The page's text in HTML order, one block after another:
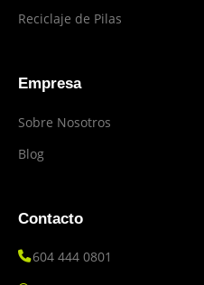
Reciclaje de Pilas
Empresa
Sobre Nosotros
Blog
Contacto
604 444 0801